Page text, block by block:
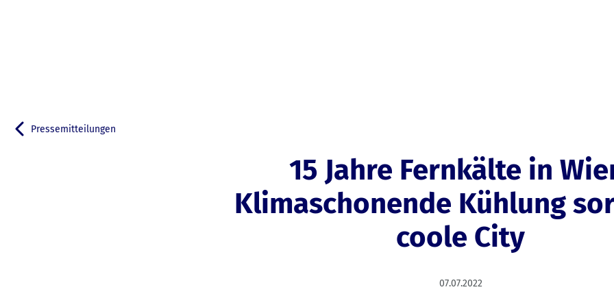
Zurück zu
Pressemitteilungen
15 Jahre Fernkälte in
Klimaschonende Kühlung
coole City
07.07.2022